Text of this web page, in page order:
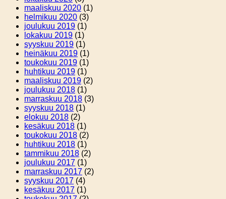
maaliskuu 2020 (1)
helmikuu 2020 (3)
joulukuu 2019 (1)
lokakuu 2019 (1)
syyskuu 2019 (1)
heinäkuu 2019 (1)
toukokuu 2019 (1)
huhtikuu 2019 (1)
maaliskuu 2019 (2)
joulukuu 2018 (1)
marraskuu 2018 (3)
syyskuu 2018 (1)
elokuu 2018 (2)
kesäkuu 2018 (1)
toukokuu 2018 (2)
huhtikuu 2018 (1)
tammikuu 2018 (2)
joulukuu 2017 (1)
marraskuu 2017 (2)
syyskuu 2017 (4)
kesäkuu 2017 (1)